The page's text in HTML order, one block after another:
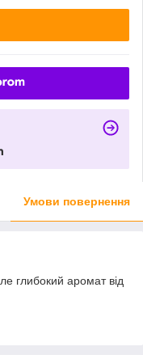
Умови повернення
глибокий аромат від